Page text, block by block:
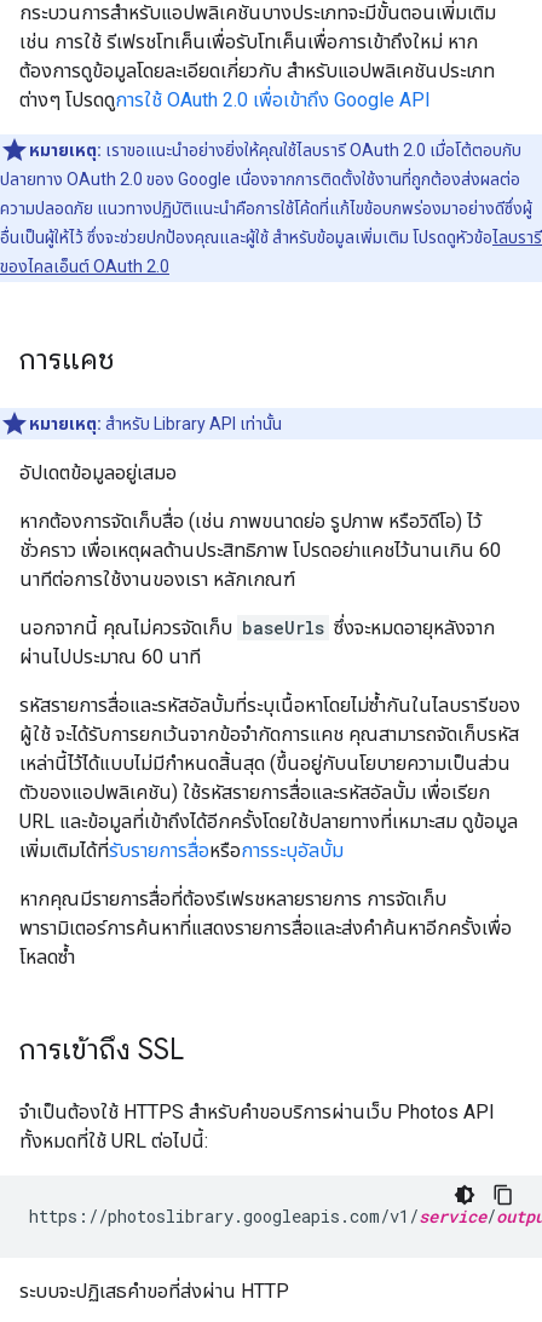
กระบวนการสำหรับแอปพลิเคชันบางประเภทจะมีขั้นตอนเพิ่มเติม
เช่น การใช้ รีเฟรชโทเค็นเพื่อรับโทเค็นเพื่อการเข้าถึงใหม่ หาก
ต้องการดูข้อมูลโดยละเอียดเกี่ยวกับ สำหรับแอปพลิเคชันประเภท
ต่างๆ โปรดดูการใช้ OAuth 2.0 เพื่อเข้าถึง Google API
หมายเหตุ: เราขอแนะนําอย่างยิ่งให้คุณใช้ไลบรารี OAuth 2.0 เมื่อโต้ตอบกับ
ปลายทาง OAuth 2.0 ของ Google เนื่องจากการติดตั้งใช้งานที่ถูกต้องส่งผลต่อ
ความปลอดภัย แนวทางปฏิบัติแนะนำคือการใช้โค้ดที่แก้ไขข้อบกพร่องมาอย่างดีซึ่งผู้
อื่นเป็นผู้ให้ไว้ ซึ่งจะช่วยปกป้องคุณและผู้ใช้ สำหรับข้อมูลเพิ่มเติม โปรดดูหัวข้อไลบรารี
ของไคลเอ็นต์ OAuth 2.0
การแคช
หมายเหตุ: สำหรับ Library API เท่านั้น
อัปเดตข้อมูลอยู่เสมอ
หากต้องการจัดเก็บสื่อ (เช่น ภาพขนาดย่อ รูปภาพ หรือวิดีโอ) ไว้
ชั่วคราว เพื่อเหตุผลด้านประสิทธิภาพ โปรดอย่าแคชไว้นานเกิน 60
นาทีต่อการใช้งานของเรา หลักเกณฑ์
นอกจากนี้ คุณไม่ควรจัดเก็บ baseUrls ซึ่งจะหมดอายุหลังจาก
ผ่านไปประมาณ 60 นาที
รหัสรายการสื่อและรหัสอัลบั้มที่ระบุเนื้อหาโดยไม่ซ้ำกันในไลบรารีของ
ผู้ใช้ จะได้รับการยกเว้นจากข้อจำกัดการแคช คุณสามารถจัดเก็บรหัส
เหล่านี้ไว้ได้แบบไม่มีกำหนดสิ้นสุด (ขึ้นอยู่กับนโยบายความเป็นส่วน
ตัวของแอปพลิเคชัน) ใช้รหัสรายการสื่อและรหัสอัลบั้ม เพื่อเรียก
URL และข้อมูลที่เข้าถึงได้อีกครั้งโดยใช้ปลายทางที่เหมาะสม ดูข้อมูล
เพิ่มเติมได้ที่รับรายการสื่อหรือการระบุอัลบั้ม
หากคุณมีรายการสื่อที่ต้องรีเฟรชหลายรายการ การจัดเก็บ
พารามิเตอร์การค้นหาที่แสดงรายการสื่อและส่งคำค้นหาอีกครั้งเพื่อ
โหลดซ้ำ
การเข้าถึง SSL
จำเป็นต้องใช้ HTTPS สำหรับคำขอบริการผ่านเว็บ Photos API
ทั้งหมดที่ใช้ URL ต่อไปนี้:
https://photoslibrary.googleapis.com/v1/service/
ระบบจะปฏิเสธคำขอที่ส่งผ่าน HTTP